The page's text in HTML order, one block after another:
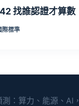
找誰認證才算數
際標準
：算力、能源、AI